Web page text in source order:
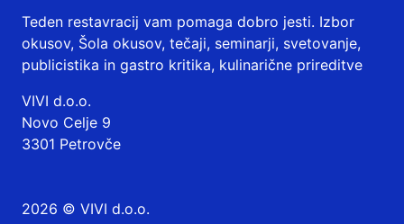
Teden restavracij vam pomaga dobro jesti. Izbor
okusov, Šola okusov, tečaji, seminarji, svetovanje,
publicistika in gastro kritika, kulinarične prireditve
VIVI d.o.o.
Novo Celje 9
3301 Petrovče
2026 © VIVI d.o.o.